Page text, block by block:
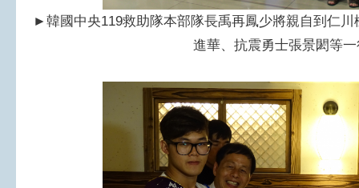
► 韓國中央119救助隊本部隊長禹再鳳少將親自到仁
進華、抗震勇士張景閎等